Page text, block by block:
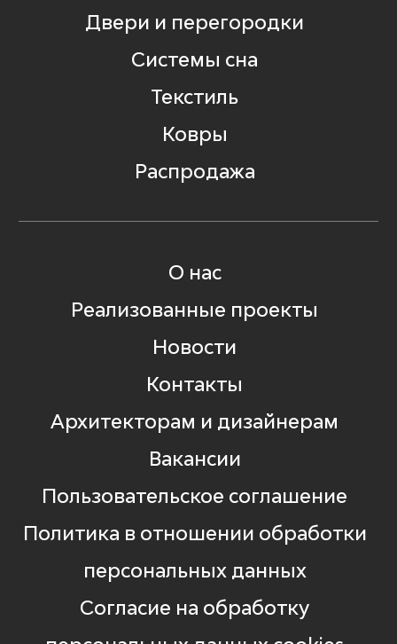
Двери и перегородки
Системы сна
Текстиль
Ковры
Распродажа
О нас
Реализованные проекты
Новости
Контакты
Архитекторам и дизайнерам
Вакансии
Пользовательское соглашение
Политика в отношении обработки
персональных данных
Согласие на обработку